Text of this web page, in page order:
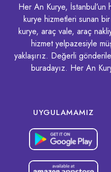
Her An Kurye, İstanbul’un
kurye hizmetleri sunan
kurye, araç vale, araç
hizmet yelpazesiyle
yaklaşırız. Değerli
buradayız. Her An
UYGULAMAMIZ